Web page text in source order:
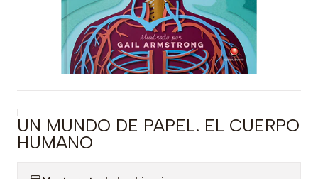
|
UN MUNDO DE PAPEL. EL CUERPO
HUMANO